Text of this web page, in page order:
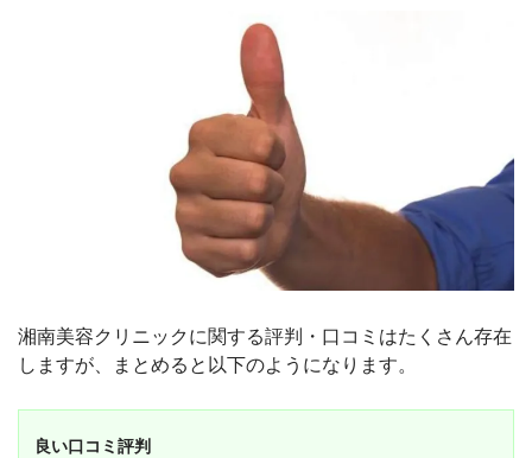
丘、二子玉川、赤羽、町田、立川、八王
子、横浜、川崎、藤沢、武蔵小杉、藤沢、
橋本、横須賀、辻堂、千葉、船橋、柏、松
戸、大宮、川口、所沢、川越、宇都宮、水
戸、高崎、静岡、浜松、名古屋、栄、金
山、豊橋、一宮、金沢、新潟、長野、岐
阜、京都、梅田、心斎橋、堺東、なんば、
あべの、京橋、神戸、姫路、西宮、奈良、
広島、岡山、高松、松山、博多、福岡、小
倉、熊本、宮崎、鹿児島、那覇
9:00～18:00／10:00～19:00(店舗ごとで異
なる)
利用店舗の変更
可能
キャンセル受付時間
湘南美容クリニックに関する評判・口コミはたくさん存在
しますが、まとめると以下のようになります。
良い口コミ評判